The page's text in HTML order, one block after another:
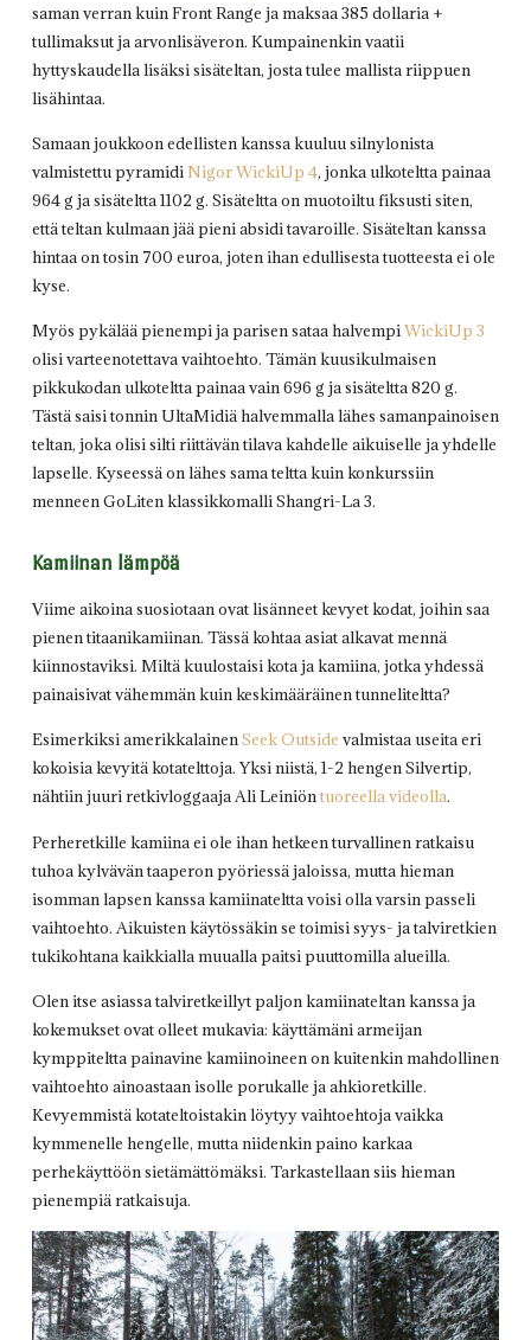
saman verran kuin Front Range ja maksaa 385 dollaria +
tullimaksut ja arvonlisäveron. Kumpainenkin vaatii
hyttyskaudella lisäksi sisäteltan, josta tulee mallista riippuen
lisähintaa.
Samaan joukkoon edellisten kanssa kuuluu silnylonista
valmistettu pyramidiNigor WickiUp 4, jonka ulkoteltta painaa
964 g ja sisäteltta 1102 g. Sisäteltta on muotoiltu fiksusti siten,
että teltan kulmaan jää pieni absidi tavaroille. Sisäteltan kanssa
hintaa on tosin 700 euroa, joten ihan edullisesta tuotteesta ei ole
kyse.
Myös pykälää pienempi ja parisen sataa halvempiWickiUp 3
olisi varteenotettava vaihtoehto. Tämän kuusikulmaisen
pikkukodan ulkoteltta painaa vain 696 g ja sisäteltta 820 g.
Tästä saisi tonnin UltaMidiä halvemmalla lähes samanpainoisen
teltan, joka olisi silti riittävän tilava kahdelle aikuiselle ja yhdelle
lapselle. Kyseessä on lähes sama teltta kuin konkurssiin
menneen GoLiten klassikkomalli Shangri-La 3.
Kamiinan lämpöä
Viime aikoina suosiotaan ovat lisänneet kevyet kodat, joihin saa
pienen titaanikamiinan. Tässä kohtaa asiat alkavat mennä
kiinnostaviksi. Miltä kuulostaisi kota ja kamiina, jotka yhdessä
painaisivat vähemmän kuin keskimääräinen tunneliteltta?
Esimerkiksi amerikkalainenSeek Outside valmistaa useita eri
kokoisia kevyitä kotatelttoja. Yksi niistä, 1-2 hengen Silvertip,
nähtiin juuri retkivloggaaja Ali Leiniöntuoreella videolla.
Perheretkille kamiina ei ole ihan hetkeen turvallinen ratkaisu
tuhoa kylvävän taaperon pyöriessä jaloissa, mutta hieman
isomman lapsen kanssa kamiinateltta voisi olla varsin passeli
vaihtoehto. Aikuisten käytössäkin se toimisi syys- ja talviretkien
tukikohtana kaikkialla muualla paitsi puuttomilla alueilla.
Olen itse asiassa talviretkeillyt paljon kamiinateltan kanssa ja
kokemukset ovat olleet mukavia: käyttämäni armeijan
kymppiteltta painavine kamiinoineen on kuitenkin mahdollinen
vaihtoehto ainoastaan isolle porukalle ja ahkioretkille.
Kevyemmistä kotateltoistakin löytyy vaihtoehtoja vaikka
kymmenelle hengelle, mutta niidenkin paino karkaa
perhekäyttöön sietämättömäksi. Tarkastellaan siis hieman
pienempiä ratkaisuja.